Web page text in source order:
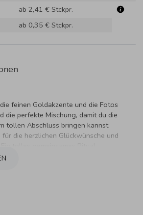
ab 2,41 € Stckpr.
ab 0,35 € Stckpr.
feinen Goldakzente und die Fotos
die perfekte Mischung, damit du die
tollen Abschluss bringen kannst.
die herzlichen Glückwünsche und